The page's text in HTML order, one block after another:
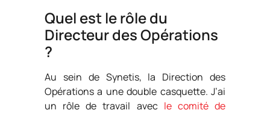
Quel est le rôle du
Directeur des Opérations
?
Au sein de Synetis, la Direction des
Opérations a une double casquette. J’ai
un rôle de travail avec le comité de